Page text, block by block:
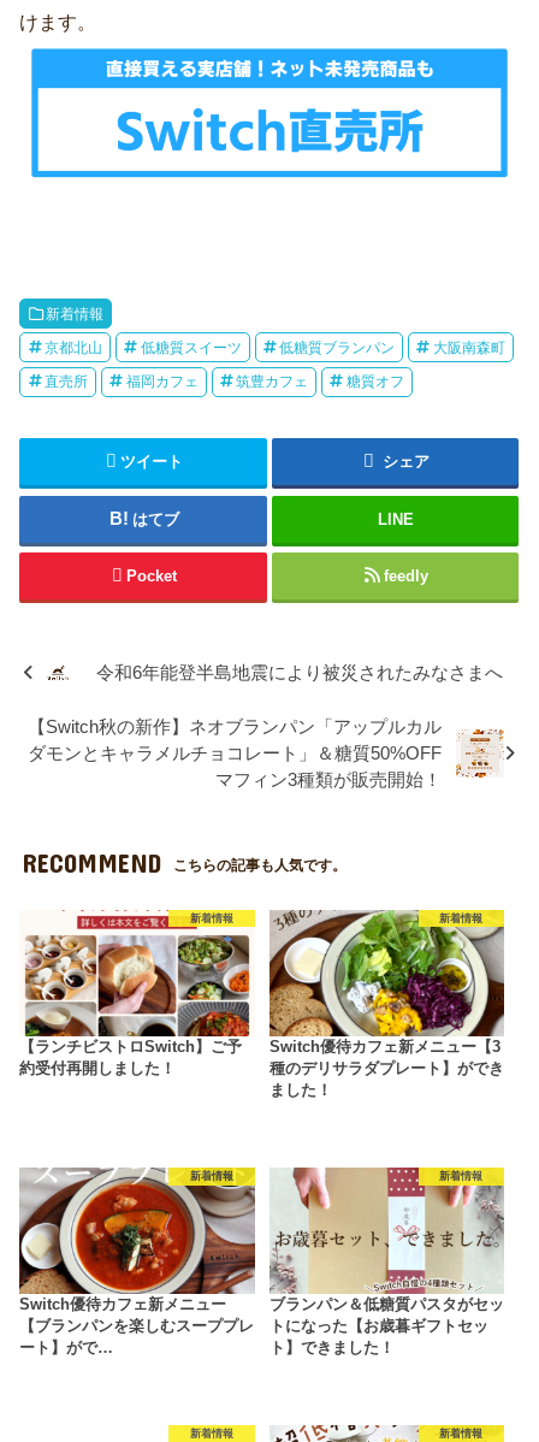
けます。
新着情報
京都北山 低糖質スイーツ 低糖質ブランパン 大阪南森町
直売所 福岡カフェ 筑豊カフェ 糖質オフ
ツイート シェア
はてブ LINE
Pocket feedly
令和6年能登半島地震により被災されたみなさまへ
【Switch秋の新作】ネオブランパン「アップルカル
ダモンとキャラメルチョコレート」＆糖質50%OFF
マフィン3種類が販売開始！
RECOMMEND こちらの記事も人気です。
新着情報
【ランチビストロSwitch】ご予
約受付再開しました！
新着情報
Switch優待カフェ新メニュー【3
種のデリサラダプレート】ができ
ました！
新着情報
Switch優待カフェ新メニュー
【ブランパンを楽しむスーププレ
ート】がで…
新着情報
ブランパン＆低糖質パスタがセッ
トになった【お歳暮ギフトセッ
ト】できました！
新着情報 新着情報